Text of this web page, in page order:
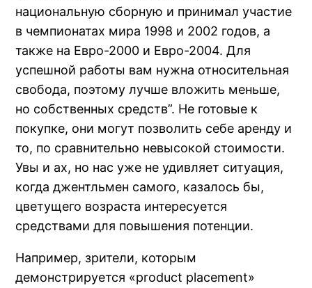
национальную сборную и принимал участие
в чемпионатах мира 1998 и 2002 годов, а
также на Евро-2000 и Евро-2004. Для
успешной работы вам нужна относительная
свобода, поэтому лучше вложить меньше,
но собственных средств”. Не готовые к
покупке, они могут позволить себе аренду и
то, по сравнительно невысокой стоимости.
Увы и ах, но нас уже не удивляет ситуация,
когда джентльмен самого, казалось бы,
цветущего возраста интересуется
средствами для повышения потенции.
Например, зрители, которым
демонстрируется «product placement»